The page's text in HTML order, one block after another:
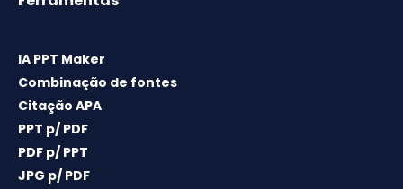
IA PPT Maker
Combinação de fontes
Citação APA
PPT p/ PDF
PDF p/ PPT
JPG p/ PDF